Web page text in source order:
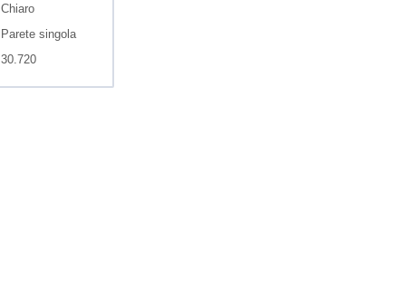
Chiaro
Parete singola
30.720